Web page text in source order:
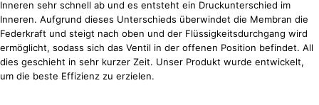
Inneren sehr schnell ab und es entsteht ein Druckunterschied im
Inneren. Aufgrund dieses Unterschieds überwindet die Membran die
Federkraft und steigt nach oben und der Flüssigkeitsdurchgang wird
ermöglicht, sodass sich das Ventil in der offenen Position befindet. All
dies geschieht in sehr kurzer Zeit. Unser Produkt wurde entwickelt,
um die beste Effizienz zu erzielen.